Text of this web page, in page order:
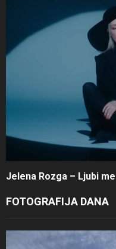
Jelena Rozga – Ljubi me
FOTOGRAFIJA DANA